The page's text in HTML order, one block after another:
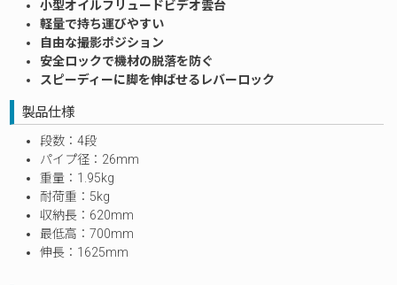
小型オイルフリュードビデオ雲台
軽量で持ち運びやすい
自由な撮影ポジション
安全ロックで機材の脱落を防ぐ
スピーディーに脚を伸ばせるレバーロック
製品仕様
段数：4段
パイプ径：26mm
重量：1.95kg
耐荷重：5kg
収納長：620mm
最低高：700mm
伸長：1625mm